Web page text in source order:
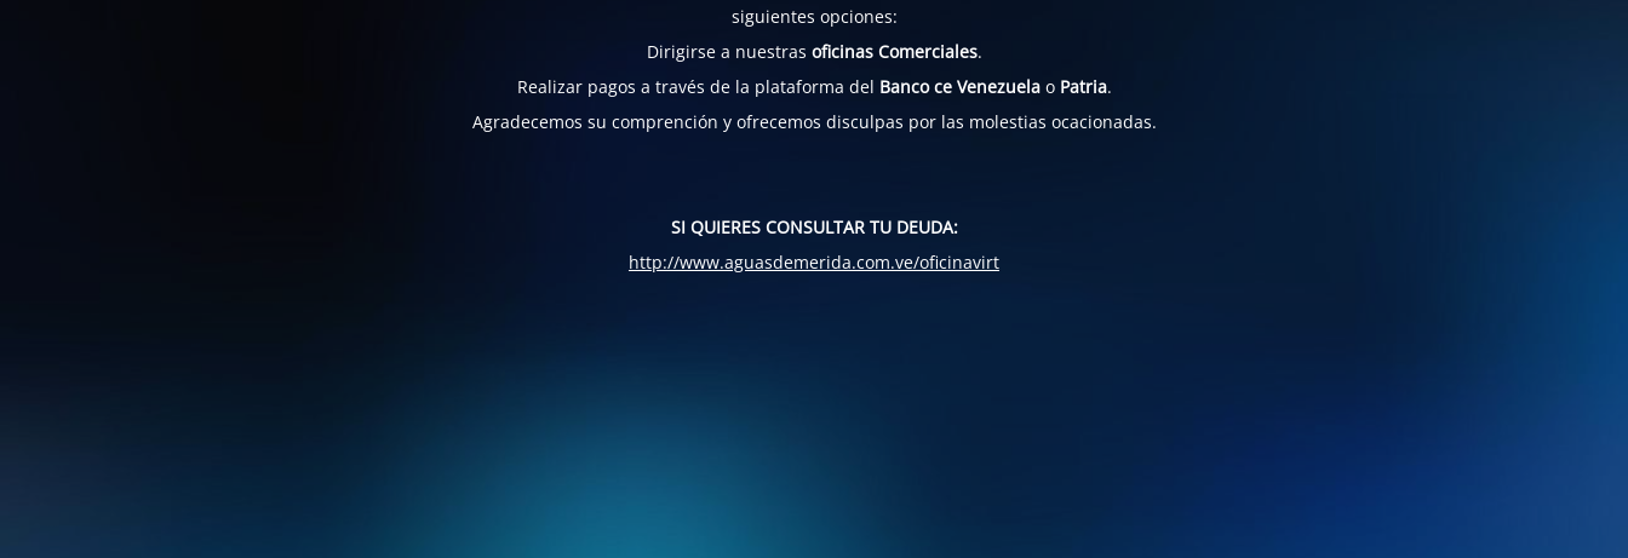
siguientes opciones:
Dirigirse a nuestras oficinas Comerciales.
Realizar pagos a través de la plataforma del Banco ce Venezuelao Patria.
Agradecemos su comprención y ofrecemos disculpas por las molestias ocacionadas.
SI QUIERES CONSULTAR TU DEUDA:
http://www.aguasdemerida.com.ve/oficinavirt